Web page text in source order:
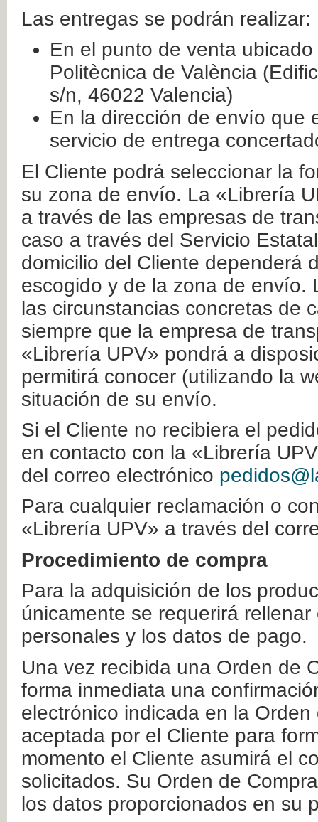
Las entregas se podrán realizar:
En el punto de venta
Politècnica de València
s/n, 46022 Valencia)
En la dirección de envío que
servicio de entrega
El Cliente podrá seleccionar la
su zona de envío. La «Librería
a través de las empresas de
caso a través del Servicio
domicilio del Cliente dependerá
escogido y de la zona de envío.
las circunstancias concretas de
siempre que la empresa de
«Librería UPV» pondrá a
permitirá conocer (utilizando la
situación de su envío.
Si el Cliente no recibiera el
en contacto con la «Librería
del correo electrónico
Para cualquier reclamación o
«Librería UPV» a través del
Procedimiento de compra
Para la adquisición de los
únicamente se requerirá
personales y los datos de pago.
Una vez recibida una Orden de
forma inmediata una
electrónico indicada en la
aceptada por el Cliente para
momento el Cliente asumirá el
solicitados. Su Orden de
los datos proporcionados en su